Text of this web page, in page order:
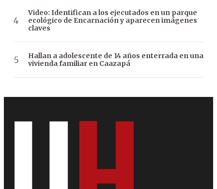
Video: Identifican a los ejecutados en un parque
ecológico de Encarnación y aparecen imágenes
claves
Hallan a adolescente de 14 años enterrada en una
vivienda familiar en Caazapá